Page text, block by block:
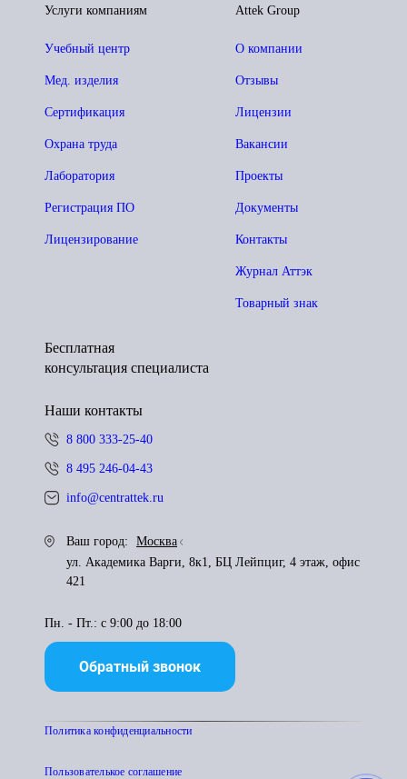
Attek Group
О компании
Отзывы
Лицензии
Вакансии
Проекты
Документы
Контакты
Журнал Аттэк
Товарный знак
Услуги компаниям
Учебный центр
Мед. изделия
Сертификация
Охрана труда
Лаборатория
Регистрация ПО
Лицензирование
Бесплатная
консультация специалиста
Наши контакты
8 800 333-25-40
8 495 246-04-43
info@centrattek.ru
Ваш город:
Москва
ул. Академика Варги, 8к1, БЦ Лейпциг, 4 этаж, офис
421
Пн. - Пт.: с 9:00 до 18:00
Обратный звонок
Политика конфиденциальности
Пользователькое соглашение